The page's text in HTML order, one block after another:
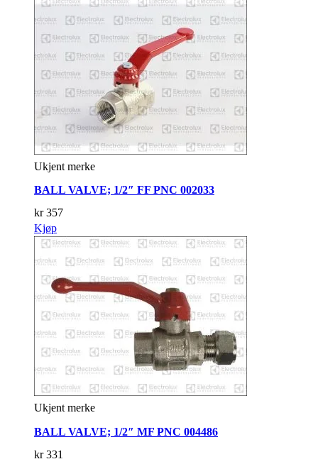
Ukjent merke
BALL VALVE; 1/2″ FF PNC 002033
kr357
Kjøp
Ukjent merke
BALL VALVE; 1/2″ MF PNC 004486
kr331